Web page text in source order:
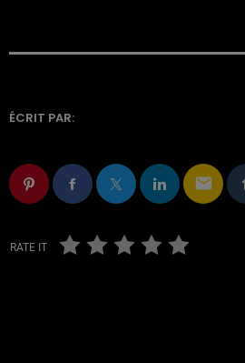
ÉCRIT PAR:
email
RATE IT